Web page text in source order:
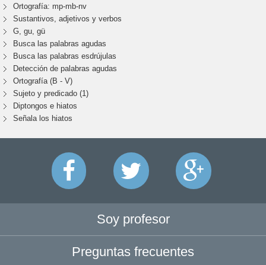
Ortografía: mp-mb-nv
Sustantivos, adjetivos y verbos
G, gu, gü
Busca las palabras agudas
Busca las palabras esdrújulas
Detección de palabras agudas
Ortografía (B - V)
Sujeto y predicado (1)
Diptongos e hiatos
Señala los hiatos
Soy profesor
Preguntas frecuentes